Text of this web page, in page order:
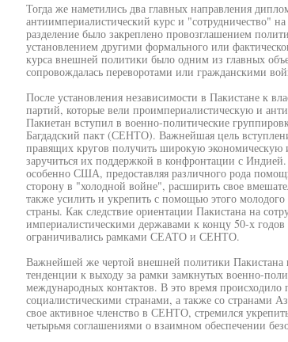
Тогда же наметились два главных направления
антиимпериалистический курс и "сотрудничество"
разделение было закреплено провозглашением
установлением другими формального или
курса внешней политики было одним из главных
сопровождалась переворотами или гражданскими
После установления независимости в Пакистане к
партий, которые вели проимпериалистическую и
Пакиетан вступил в военно-политические
Багдадский пакт (СЕНТО). Важнейшая цель
правящих кругов получить широкую
заручиться их поддержкой в конфронтации с
особенно США, предоставляя различного рода
сторону в "холодной войне", расширить свое
также усилить и укрепить с помощью этого молодого
страны. Как следствие ориентации Пакистана на
империалистическими державами к концу 50-х
ограничивались рамками СЕАТО и СЕНТО.
Важнейшей же чертой внешней политики Пакистана
тенденции к выходу за рамки замкнутых военно-
международных контактов. В это время происходило
социалистическими странами, а также со странами
свое активное членство в СЕНТО, стремился
четырьмя соглашениями о взаимном обеспечении